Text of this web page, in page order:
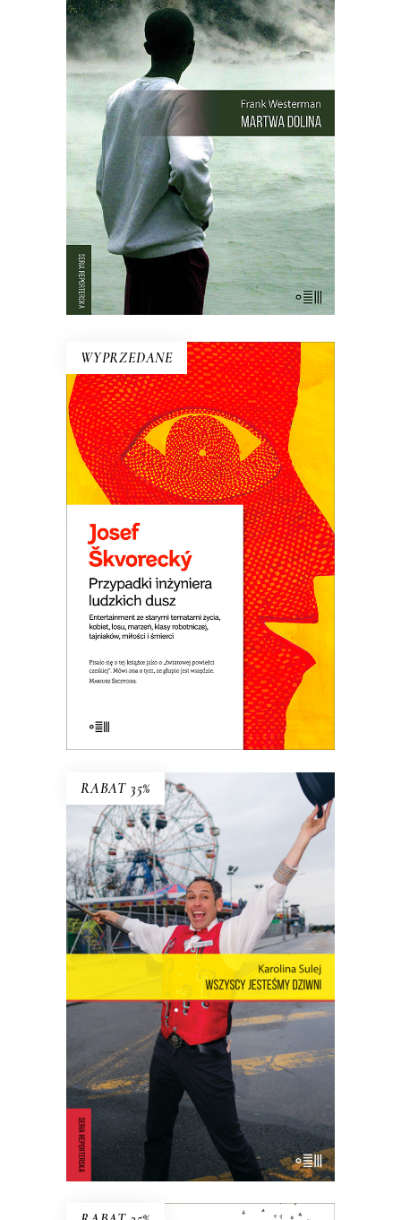
MARTWA DOLINA
21 sierpnia 1986 roku z doliny w
Kamerunie zniknęło życie. Kurczaki,
pawiany, zebu i ptaki leżały martwe w
trawie – tak samo jak dwa tysiące
mężczyzn, kobiet i dzieci. Chaty i
drzewa palmowe stały nietknięte. Takie
są fakty. Ale co się wydarzyło?
WYPRZEDANE
E-BOOK DO KOSZYKA
PRZYPADKI INŻYNIERA
LUDZKICH DUSZ
Powieść rzeka. Płyną nią setki
dramatycznych i śmiesznych ludzkich
losów. Wojna i komunizm. Miłość do
dziewcząt i saksofonu. Ucieczka z kraju i
tęsknota za domem. Jedna z
najlepszych czeskich powieści.
RABAT 35%
E-BOOK DO KOSZYKA
WSZYSCY JESTEŚMY DZIWNI.
OPOWIEŚCI Z CONEY ISLAND
Coney Island – dzielnica Nowego Jorku,
niegdyś stolica światowej rozrywki,
cyrków, wesołych miasteczek – to wciąż
rezerwuar estetyki, idei, marzeń i lęków,
z których jest zbudowana popkultura.
36.00zł 23.40zł
KSIĄŻKA DO KOSZYKA